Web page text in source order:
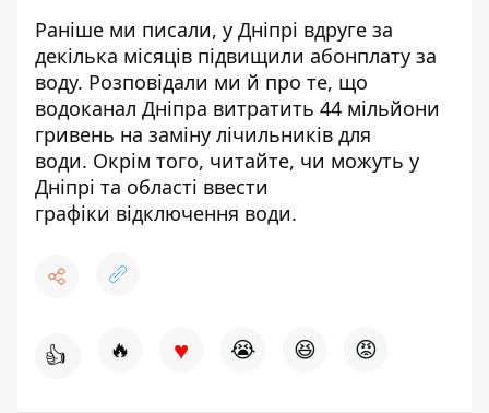
Раніше ми писали, у Дніпрі вдруге за
декілька місяців підвищили абонплату за
воду. Розповідали ми й про те, що
водоканал Дніпра витратить 44 мільйони
гривень на заміну лічильників для
води. Окрім того, читайте, чи можуть у
Дніпрі та області ввести
графіки відключення води.
👍 🔥 ♥ 😭 😆 😡